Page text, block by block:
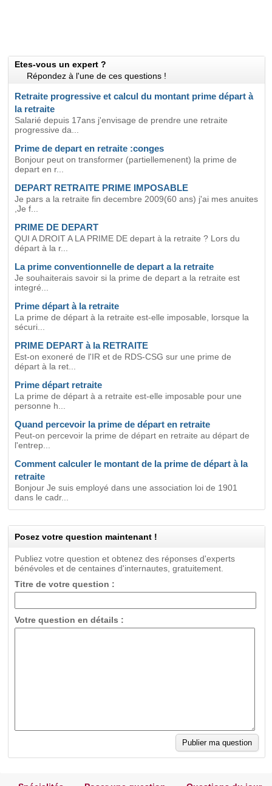
Etes-vous un expert ?
Répondez à l'une de ces questions !
Retraite progressive et calcul du montant prime départ à
la retraite
Salarié depuis 17ans j'envisage de prendre une retraite
progressive da...
Prime de depart en retraite :conges
Bonjour peut on transformer (partiellemenent) la prime de
depart en r...
DEPART RETRAITE PRIME IMPOSABLE
Je pars a la retraite fin decembre 2009(60 ans) j'ai mes anuites
,Je f...
PRIME DE DEPART
QUI A DROIT A LA PRIME DE depart à la retraite ? Lors du
départ à la r...
La prime conventionnelle de depart a la retraite
Je souhaiterais savoir si la prime de depart a la retraite est
integré...
Prime départ à la retraite
La prime de départ à la retraite est-elle imposable, lorsque la
sécuri...
PRIME DEPART à la RETRAITE
Est-on exoneré de l'IR et de RDS-CSG sur une prime de
départ à la ret...
Prime départ retraite
La prime de départ à a retraite est-elle imposable pour une
personne h...
Quand percevoir la prime de départ en retraite
Peut-on percevoir la prime de départ en retraite au départ de
l'entrep...
Comment calculer le montant de la prime de départ à la
retraite
Bonjour Je suis employé dans une association loi de 1901
dans le cadr...
Posez votre question maintenant !
Publiez votre question et obtenez des réponses d'experts
bénévoles et de centaines d'internautes, gratuitement.
Titre de votre question :
Votre question en détails :